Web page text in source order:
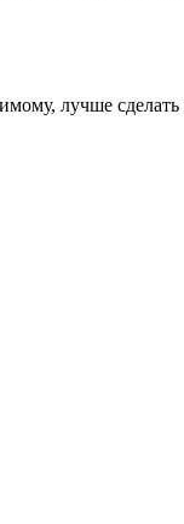
лучше